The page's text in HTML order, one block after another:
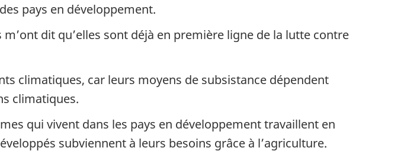
pays en développement.
dit qu’elles sont déjà en première ligne de la lutte contre
climatiques, car leurs moyens de subsistance dépendent
climatiques.
qui vivent dans les pays en développement travaillent en
subviennent à leurs besoins grâce à l’agriculture.